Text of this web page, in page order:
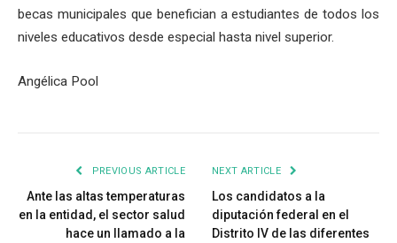
becas municipales que benefician a estudiantes de todos los
niveles educativos desde especial hasta nivel superior.
Angélica Pool
PREVIOUS ARTICLE
Ante las altas temperaturas
en la entidad, el sector salud
hace un llamado a la
NEXT ARTICLE
Los candidatos a la
diputación federal en el
Distrito IV de las diferentes